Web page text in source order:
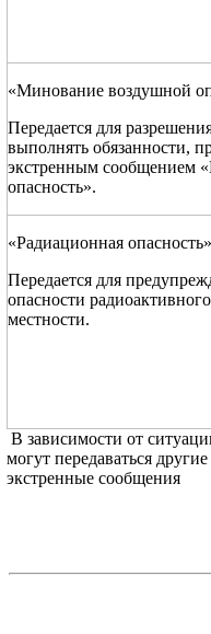
«Минование воздушной
Передается для
выполнять обязанности,
экстренным сообщением
опасность».
«Радиационная опасность»
Передается для
опасности
местности.
В зависимости от
могут передаваться другие
экстренные сообщения